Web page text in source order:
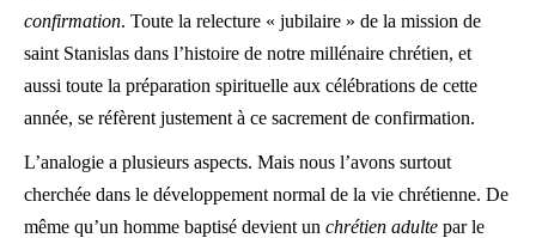
confirmation. Toute la relecture « jubilaire » de la mission de
saint Stanislas dans l’histoire de notre millénaire chrétien, et
aussi toute la préparation spirituelle aux célébrations de cette
année, se réfèrent justement à ce sacrement de confirmation.
L’analogie a plusieurs aspects. Mais nous l’avons surtout
cherchée dans le développement normal de la vie chrétienne. De
même qu’un homme baptisé devient un chrétien adulte par le